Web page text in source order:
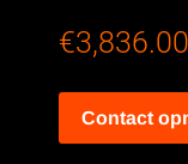
€3,836.00
Contact